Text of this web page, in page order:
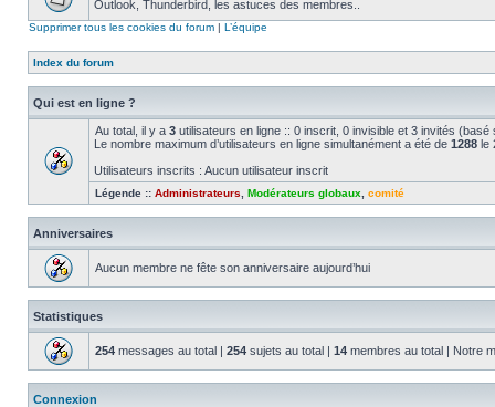
Outlook, Thunderbird, les astuces des membres..
Supprimer tous les cookies du forum | L’équipe
Index du forum
Qui est en ligne ?
Au total, il y a 3 utilisateurs en ligne :: 0 inscrit, 0 invisible et 3 invités
Le nombre maximum d’utilisateurs en ligne simultanément a été de 1288 le
Utilisateurs inscrits : Aucun utilisateur inscrit
Légende :: Administrateurs Modérateurs globaux comité
Anniversaires
Aucun membre ne fête son anniversaire aujourd’hui
Statistiques
254 messages au total | 254 sujets au total | 14 membres au total | Notre
Connexion